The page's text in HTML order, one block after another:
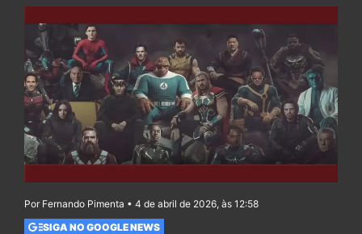
Por Fernando Pimenta • 4 de abril de 2026, às 12:58
SIGA NO GOOGLE NEWS